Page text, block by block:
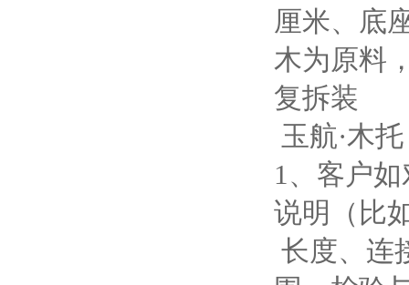
厘米、底
木为原料
复拆装
玉航·木
1、客户
说明（比
长度、连